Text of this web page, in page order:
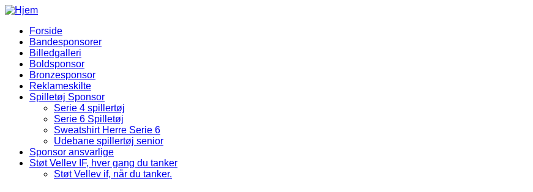
Gå til hovedindhold
Sponsorer Menu
Forside
Bandesponsorer
Billedgalleri
Boldsponsor
Bronzesponsor
Reklameskilte
Spilletøj Sponsor
Serie 4 spillertøj
Serie 6 Spilletøj
Sweatshirt Herre Serie 6
Udebane spillertøj senior
Sponsor ansvarlige
Støt Vellev IF, hver gang du tanker
Støt Vellev if, når du tanker.